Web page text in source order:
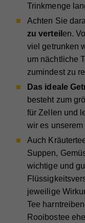
Trinkmenge
Achten Sie
zu verteil en.
viel getrunken
um nächtliche
zumindest zu
Das ideale
besteht zum
für Zellen und
wir es
Auch
Suppen,
wichtige und
jeweilige
Tee
Rooibostee